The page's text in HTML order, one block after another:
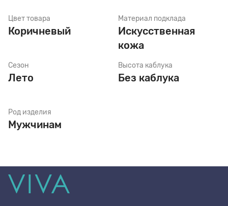
Цвет товара
Коричневый
Сезон
Лето
Род изделия
Мужчинам
Материал подклада
Искусственная
кожа
Высота каблука
Без каблука
Стельки
Шнурки